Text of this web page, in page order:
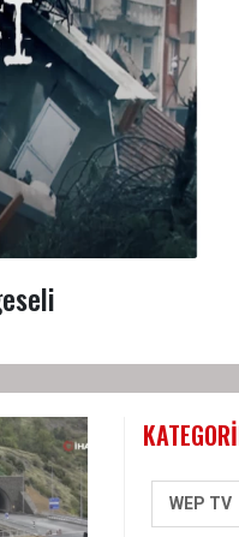
WEP TV